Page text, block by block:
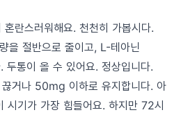
란스러워해요. 천천히 가봅시다.
을 절반으로 줄이고, L-테아닌
통이 올 수 있어요. 정상입니다.
거나 50mg 이하로 유지합니다. 아
시기가 가장 힘들어요. 하지만 72시